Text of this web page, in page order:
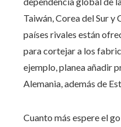
Taiwán, Corea del Sur y
países rivales están
para cortejar a los
ejemplo, planea añadir
Alemania, además de
Cuanto más espere el